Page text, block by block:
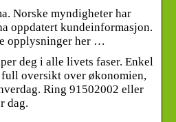
Norske myndigheter har
oppdatert kundeinformasjon.
opplysninger her …
deg i alle livets faser. Enkel
oversikt over økonomien,
Ring 91502002 eller
dag.